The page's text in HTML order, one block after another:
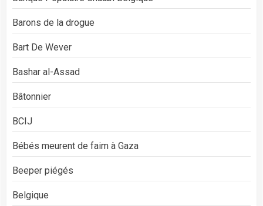
Barons de la drogue
Bart De Wever
Bashar al-Assad
Bâtonnier
BCIJ
Bébés meurent de faim à Gaza
Beeper piégés
Belgique